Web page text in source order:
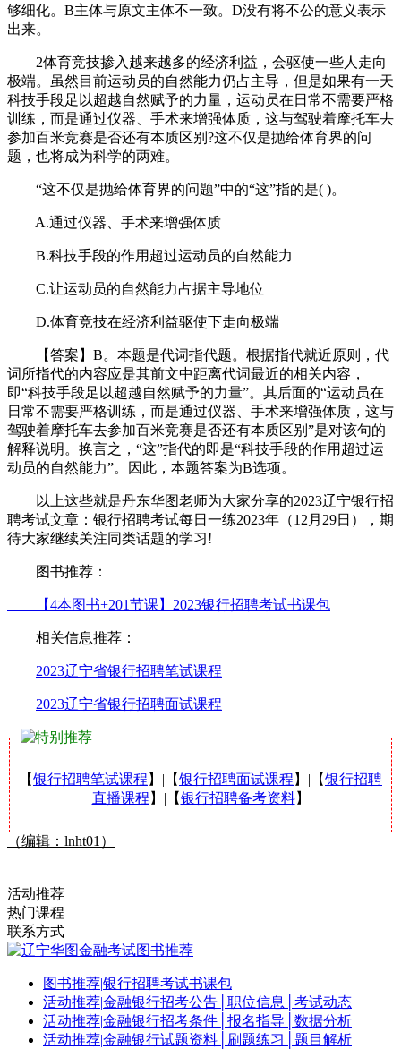
够细化。B主体与原文主体不一致。D没有将不公的意义表示
出来。
2体育竞技掺入越来越多的经济利益，会驱使一些人走向
极端。虽然目前运动员的自然能力仍占主导，但是如果有一天
科技手段足以超越自然赋予的力量，运动员在日常不需要严格
训练，而是通过仪器、手术来增强体质，这与驾驶着摩托车去
参加百米竞赛是否还有本质区别?这不仅是抛给体育界的问
题，也将成为科学的两难。
“这不仅是抛给体育界的问题”中的“这”指的是( )。
A.通过仪器、手术来增强体质
B.科技手段的作用超过运动员的自然能力
C.让运动员的自然能力占据主导地位
D.体育竞技在经济利益驱使下走向极端
【答案】B。本题是代词指代题。根据指代就近原则，代
词所指代的内容应是其前文中距离代词最近的相关内容，
即“科技手段足以超越自然赋予的力量”。其后面的“运动员在
日常不需要严格训练，而是通过仪器、手术来增强体质，这与
驾驶着摩托车去参加百米竞赛是否还有本质区别”是对该句的
解释说明。换言之，“这”指代的即是“科技手段的作用超过运
动员的自然能力”。因此，本题答案为B选项。
以上这些就是丹东华图老师为大家分享的2023辽宁银行招
聘考试文章：银行招聘考试每日一练2023年（12月29日），期
待大家继续关注同类话题的学习!
图书推荐：
【4本图书+201节课】2023银行招聘考试书课包
相关信息推荐：
2023辽宁省银行招聘笔试课程
2023辽宁省银行招聘面试课程
【银行招聘笔试课程 】|【银行招聘面试课程 】|【银行招聘
直播课程 】|【银行招聘备考资料】
（编辑：lnht01）
活动推荐
热门课程
联系方式
图书推荐|银行招聘考试书课包
活动推荐|金融银行招考公告│职位信息│考试动态
活动推荐|金融银行招考条件│报名指导│数据分析
活动推荐|金融银行试题资料│刷题练习│题目解析